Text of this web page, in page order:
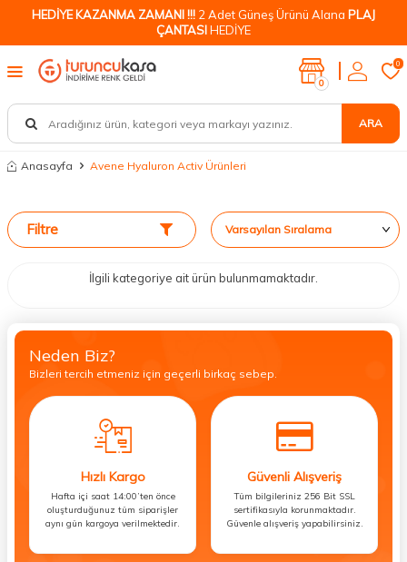
HEDİYE KAZANMA ZAMANI !!! 2 Adet Güneş Ürünü Alana PLAJ
ÇANTASIHEDİYE
ARA
0
0
Anasayfa Avene Hyaluron Activ Ürünleri
Filtre
İlgili kategoriye ait ürün bulunmamaktadır.
Neden Biz?
Bizleri tercih etmeniz için geçerli birkaç sebep.
Hızlı Kargo
Hafta içi saat 14:00’ten önce
oluşturduğunuz tüm siparişler
aynı gün kargoya verilmektedir.
Güvenli Alışveriş
Tüm bilgileriniz 256 Bit SSL
sertifikasıyla korunmaktadır.
Güvenle alışveriş yapabilirsiniz.